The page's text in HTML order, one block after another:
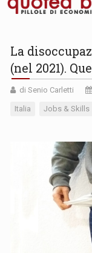
La
(nel 2021).
di Senio Carletti
Italia Jobs & Skills